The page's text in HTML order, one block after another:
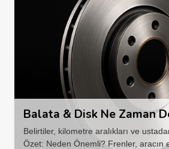
Balata & Disk Ne Zaman
Belirtiler, kilometre aralıkları ve
Özet: Neden Önemli? Frenler, aracın